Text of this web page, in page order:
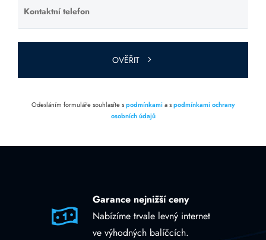
Kontaktní telefon
Ponechte
toto pole
prázdné.
OVĚŘIT
Odesláním formuláře souhlasíte spodmínkamia spodmínkami ochrany
osobních údajů
Garance nejnižší ceny
Nabízíme trvale levný internet
ve výhodných balíčcích.